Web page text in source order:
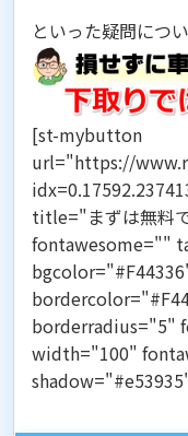
といった疑問につ
[st-mybutton
url="https://
title="まずは無料
fontawesome=""
borderradius="5"
width="100"